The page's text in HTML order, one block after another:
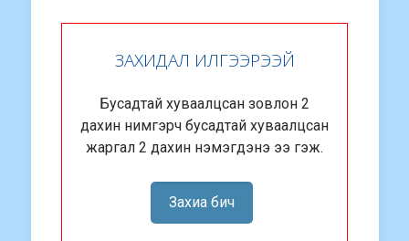
ЗАХИДАЛ ИЛГЭЭРЭЭЙ
Бусадтай хуваалцсан зовлон 2
дахин нимгэрч бусадтай хуваалцсан
жаргал 2 дахин нэмэгдэнэ ээ гэж.
Захиа бич